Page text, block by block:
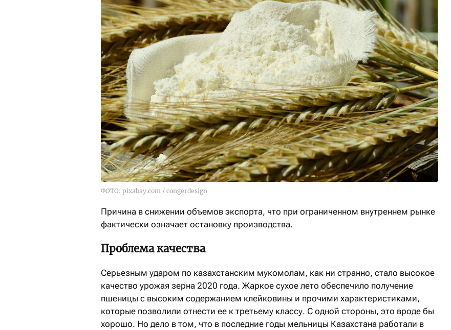
ФОТО: pixabay.com / congerdesign
Причина в снижении объемов экспорта, что при ограниченном внутреннем рынке
фактически означает остановку производства.
Проблема качества
Серьезным ударом по казахстанским мукомолам, как ни странно, стало высокое
качество урожая зерна 2020 года. Жаркое сухое лето обеспечило получение
пшеницы с высоким содержанием клейковины и прочими характеристиками,
которые позволили отнести ее к третьему классу. С одной стороны, это вроде бы
хорошо. Но дело в том, что в последние годы мельницы Казахстана работали в